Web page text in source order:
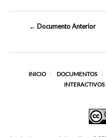
← Documento Anterior
INICIO DOCUMENTOS
INTERACTIVOS